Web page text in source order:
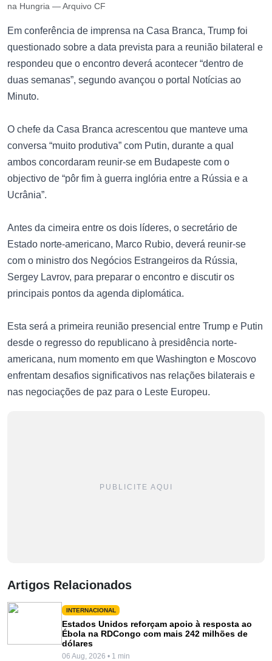
na Hungria — Arquivo CF
Em conferência de imprensa na Casa Branca, Trump foi
questionado sobre a data prevista para a reunião bilateral e
respondeu que o encontro deverá acontecer “dentro de
duas semanas”, segundo avançou o portal Notícias ao
Minuto.
O chefe da Casa Branca acrescentou que manteve uma
conversa “muito produtiva” com Putin, durante a qual
ambos concordaram reunir-se em Budapeste com o
objectivo de “pôr fim à guerra inglória entre a Rússia e a
Ucrânia”.
Antes da cimeira entre os dois líderes, o secretário de
Estado norte-americano, Marco Rubio, deverá reunir-se
com o ministro dos Negócios Estrangeiros da Rússia,
Sergey Lavrov, para preparar o encontro e discutir os
principais pontos da agenda diplomática.
Esta será a primeira reunião presencial entre Trump e Putin
desde o regresso do republicano à presidência norte-
americana, num momento em que Washington e Moscovo
enfrentam desafios significativos nas relações bilaterais e
nas negociações de paz para o Leste Europeu.
PUBLICITE AQUI
Artigos Relacionados
INTERNACIONAL
Estados Unidos reforçam apoio à resposta ao
Ébola na RDCongo com mais 242 milhões de
dólares
06 Aug, 2026 • 1 min